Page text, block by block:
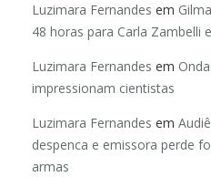
Luzimara Fernandes em
48 horas para Carla Zambelli
Luzimara Fernandes em
impressionam cientistas
Luzimara Fernandes em
despenca e emissora perde
armas